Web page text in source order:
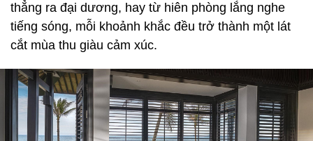
thẳng ra đại dương, hay từ hiên phòng lắng nghe
tiếng sóng, mỗi khoảnh khắc đều trở thành một lát
cắt mùa thu giàu cảm xúc.